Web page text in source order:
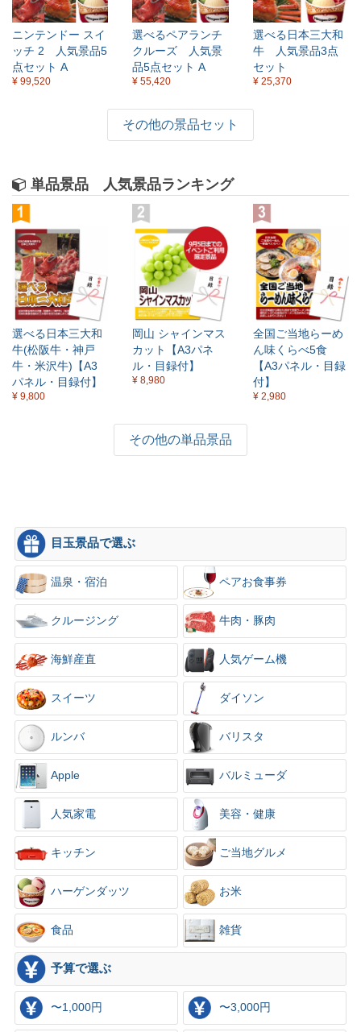
ニンテンドー スイ
ッチ 2 人気景品5
点セット A
¥ 99,520
選べるペアランチ
クルーズ 人気景
品5点セット A
¥ 55,420
選べる日本三大和
牛 人気景品3点
セット
¥ 25,370
その他の景品セット
単品景品 人気景品ランキング
選べる日本三大和
牛(松阪牛・神戸
牛・米沢牛)【A3
パネル・目録付】
¥ 9,800
岡山 シャインマス
カット【A3パネ
ル・目録付】
¥ 8,980
全国ご当地らーめ
ん味くらべ5食
【A3パネル・目録
付】
¥ 2,980
その他の単品景品
目玉景品で選ぶ
温泉・宿泊 ペアお食事券
クルージング 牛肉・豚肉
海鮮産直 人気ゲーム機
スイーツ ダイソン
ルンバ バリスタ
Apple バルミューダ
人気家電 美容・健康
キッチン ご当地グルメ
ハーゲンダッツ お米
食品 雑貨
予算で選ぶ
〜1,000円 〜3,000円